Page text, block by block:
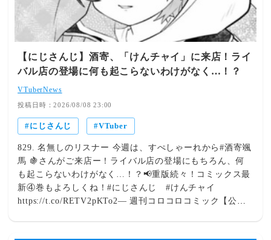
【にじさんじ】酒寄、「けんチャイ」に来店！ライ
バル店の登場に何も起こらないわけがなく…！？
VTuberNews
投稿日時：2026/08/08 23:00
にじさんじ VTuber
829. 名無しのリスナー 今週は、すぺしゃーれから#酒寄颯
馬 🍇さんがご来店ー！ライバル店の登場にもちろん、何
も起こらないわけがなく…！？📢重版続々！コミックス最
新④巻もよろしくね！#にじさんじ #けんチャイ
https://t.co/RETV2pKTo2— 週刊コロコロコミック【公